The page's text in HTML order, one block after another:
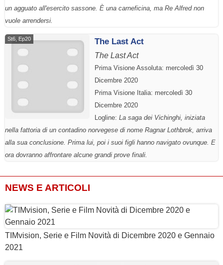
un agguato all'esercito sassone. È una carneficina, ma Re Alfred non
vuole arrendersi.
St6, Ep20 The Last Act
The Last Act
Prima Visione Assoluta: mercoledì 30
Dicembre 2020
Prima Visione Italia: mercoledì 30
Dicembre 2020
Logline: La saga dei Vichinghi, iniziata
nella fattoria di un contadino norvegese di nome Ragnar Lothbrok, arriva
alla sua conclusione. Prima lui, poi i suoi figli hanno navigato ovunque. E
ora dovranno affrontare alcune grandi prove finali.
NEWS E ARTICOLI
TIMvision, Serie e Film Novità di Dicembre 2020 e Gennaio
2021